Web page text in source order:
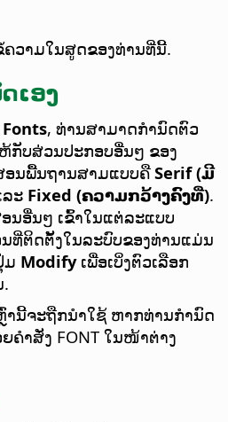
ວາມໃນສູດຂອງທ່ານທີ່ນີ້.
ເອງ
Fonts, ທ່ານສາມາດກຳນົດຕົວ
ກັບສ່ວນປະກອບອື່ນໆ ຂອງ
ນພື້ນຖານສາມແບບຄືSerif (ມີ
ະ Fixed (ຄວາມກວ້າງຄົງທີ່).
ນອື່ນໆ ເຂົ້າໃນແຕ່ລະແບບ
ທີ່ຕິດຕັ້ງໃນລະບົບຂອງທ່ານແມ່ນ
ມ Modifyເພື່ອເບິ່ງຕົວເລືອກ
ານີ້ຈະຖືກນຳໃຊ້ ຫາກທ່ານກຳນົດ
ຄຳສັ່ງ FONT ໃນໜ້າຕ່າງ